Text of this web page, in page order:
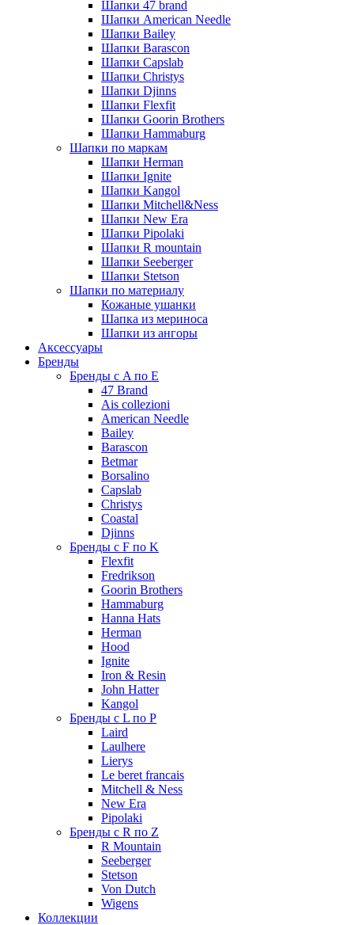
Шапки 47 brand
Шапки American Needle
Шапки Bailey
Шапки Barascon
Шапки Capslab
Шапки Christys
Шапки Djinns
Шапки Flexfit
Шапки Goorin Brothers
Шапки Hammaburg
Шапки по маркам
Шапки Herman
Шапки Ignite
Шапки Kangol
Шапки Mitchell&Ness
Шапки New Era
Шапки Pipolaki
Шапки R mountain
Шапки Seeberger
Шапки Stetson
Шапки по материалу
Кожаные ушанки
Шапка из мериноса
Шапки из ангоры
Аксессуары
Бренды
Бренды с A по E
47 Brand
Ais collezioni
American Needle
Bailey
Barascon
Betmar
Borsalino
Capslab
Christys
Coastal
Djinns
Бренды с F по K
Flexfit
Fredrikson
Goorin Brothers
Hammaburg
Hanna Hats
Herman
Hood
Ignite
Iron & Resin
John Hatter
Kangol
Бренды с L по P
Laird
Laulhere
Lierys
Le beret francais
Mitchell & Ness
New Era
Pipolaki
Бренды с R по Z
R Mountain
Seeberger
Stetson
Von Dutch
Wigens
Коллекции